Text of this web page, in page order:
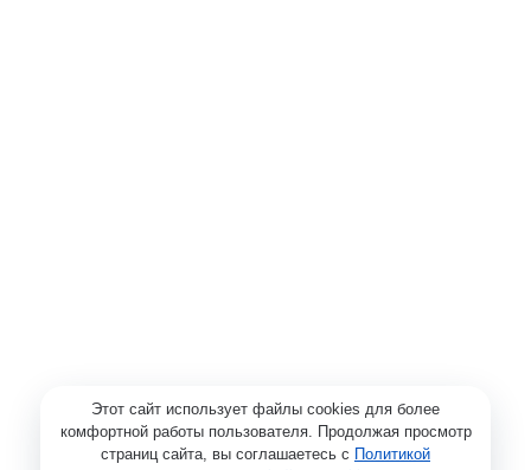
Этот сайт использует файлы cookies для более
комфортной работы пользователя. Продолжая просмотр
страниц сайта, вы соглашаетесь с Политикой